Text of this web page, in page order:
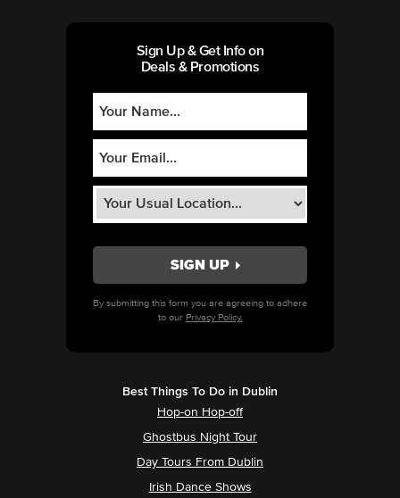
Sign Up & Get Info on
Deals & Promotions
By submitting this form you are agreeing to adhere
to our Privacy Policy.
Best Things To Do in Dublin
Hop-on Hop-off
Ghostbus Night Tour
Day Tours From Dublin
Irish Dance Shows